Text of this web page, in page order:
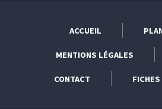
ACCUEIL
MENTIONS LÉGALES
CONTACT